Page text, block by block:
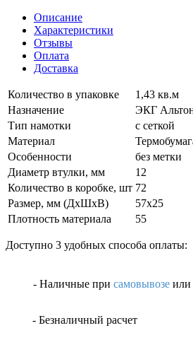
Описание
Характеристики
Отзывы
Оплата
Доставка
Количество в упаковке
1,43 кв.м
Назначение
ЭКГ
Тип намотки
с сеткой
Материал
Особенности
без метки
Диаметр втулки, мм
12
Количество в коробке, шт 72
Размер, мм (ДxШxВ)
57х25
Плотность материала
55
Доступно 3 удобных способа оплаты:
- Наличные при самовывозе или
- Безналичный расчет